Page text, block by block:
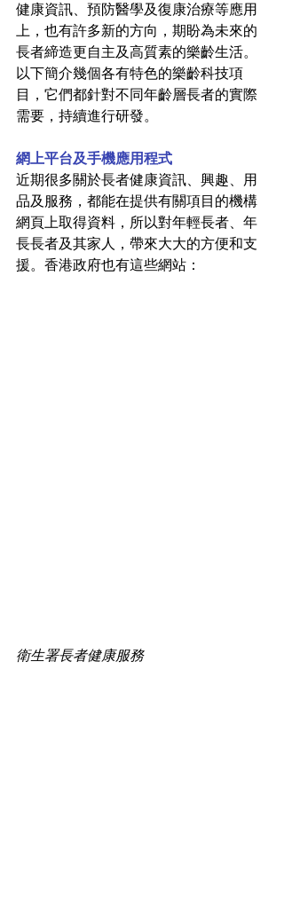
健康資訊、預防醫學及復康治療等應用
上，也有許多新的方向，期盼為未來的
長者締造更自主及高質素的樂齡生活。
以下簡介幾個各有特色的樂齡科技項
目，它們都針對不同年齡層長者的實際
需要，持續進行研發。
網上平台及手機應用程式
近期很多關於長者健康資訊、興趣、用
品及服務，都能在提供有關項目的機構
網頁上取得資料，所以對年輕長者、年
長長者及其家人，帶來大大的方便和支
援。香港政府也有這些網站：
衛生署長者健康服務